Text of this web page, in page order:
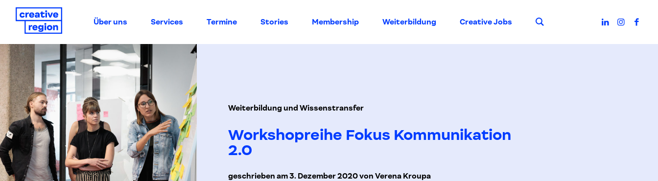
Über uns Services Termine Stories Membership Weiterbildung Creative Jobs Suche
Weiterbildung und Wissenstransfer
Workshopreihe Fokus Kommunikation
2.0
geschrieben am 3. Dezember 2020 von Verena Kroupa